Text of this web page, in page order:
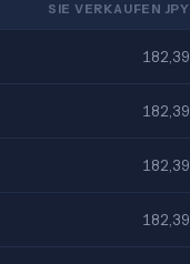
SIE VERKAUFEN JPY
182,39
182,39
182,39
182,39